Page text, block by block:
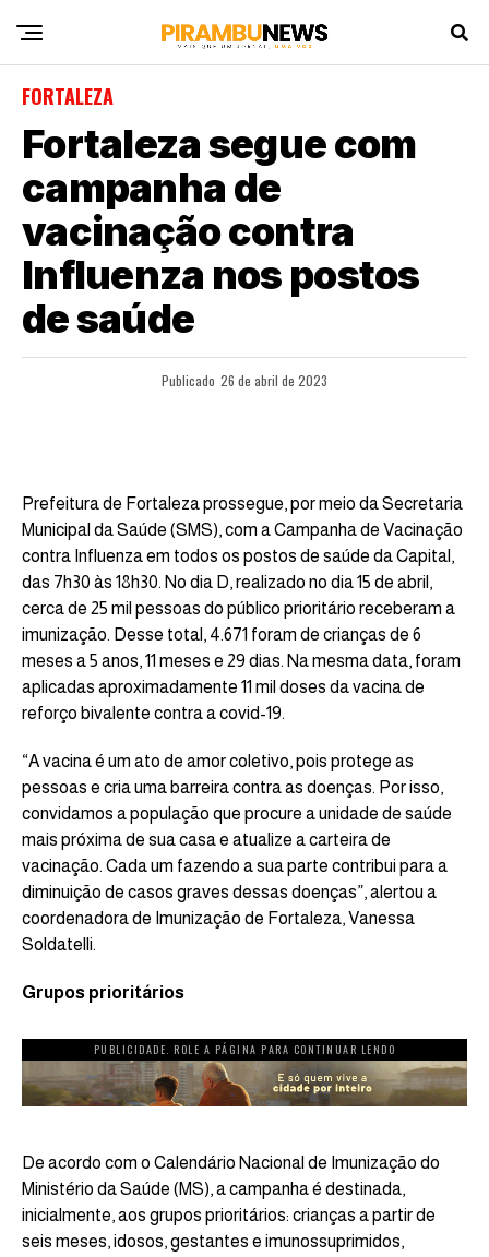
FORTALEZA
Fortaleza segue com
campanha de
vacinação contra
Influenza nos postos
de saúde
Publicado 26 de abril de 2023
Prefeitura de Fortaleza prossegue, por meio da Secretaria
Municipal da Saúde (SMS), com a Campanha de Vacinação
contra Influenza em todos os postos de saúde da Capital,
das 7h30 às 18h30. No dia D, realizado no dia 15 de abril,
cerca de 25 mil pessoas do público prioritário receberam a
imunização. Desse total, 4.671 foram de crianças de 6
meses a 5 anos, 11 meses e 29 dias. Na mesma data, foram
aplicadas aproximadamente 11 mil doses da vacina de
reforço bivalente contra a covid-19.
“A vacina é um ato de amor coletivo, pois protege as
pessoas e cria uma barreira contra as doenças. Por isso,
convidamos a população que procure a unidade de saúde
mais próxima de sua casa e atualize a carteira de
vacinação. Cada um fazendo a sua parte contribui para a
diminuição de casos graves dessas doenças”, alertou a
coordenadora de Imunização de Fortaleza, Vanessa
Soldatelli.
Grupos prioritários
PUBLICIDADE. ROLE A PÁGINA PARA CONTINUAR LENDO
De acordo com o Calendário Nacional de Imunização do
Ministério da Saúde (MS), a campanha é destinada,
inicialmente, aos grupos prioritários: crianças a partir de
seis meses, idosos, gestantes e imunossuprimidos,